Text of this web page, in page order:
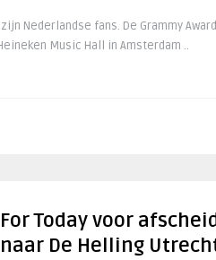
Nederlandse fans. De Grammy
Music Hall in Amsterdam ..
For Today voor
naar De Helling